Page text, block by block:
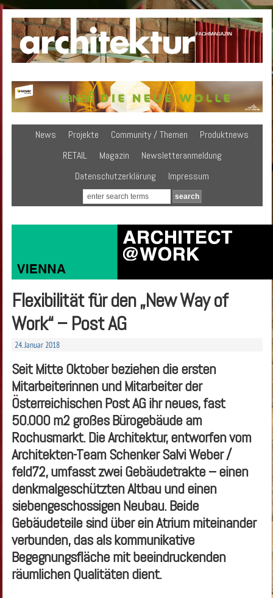
News Projekte Community / Themen
Produktnews
RETAIL
Magazin
Newsletteranmeldung
Datenschutzerklärung
Impressum
Flexibilität für den „New Way of
Work“ – Post AG
24. Januar 2018
Seit Mitte Oktober beziehen die ersten
Mitarbeiterinnen und Mitarbeiter der
Österreichischen Post AG ihr neues, fast
50.000 m2 großes Bürogebäude am
Rochusmarkt. Die Architektur, entworfen vom
Architekten-Team Schenker Salvi Weber /
feld72, umfasst zwei Gebäudetrakte – einen
denkmalgeschützten Altbau und einen
siebengeschossigen Neubau. Beide
Gebäudeteile sind über ein Atrium miteinander
verbunden, das als kommunikative
Begegnungsfläche mit beeindruckenden
räumlichen Qualitäten dient.